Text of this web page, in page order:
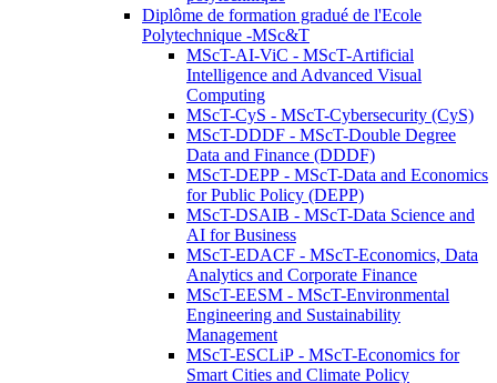
Diplôme de formation gradué de l'Ecole
Polytechnique -MSc&T
MScT-AI-ViC - MScT-Artificial
Intelligence and Advanced Visual
Computing
MScT-CyS - MScT-Cybersecurity (CyS)
MScT-DDDF - MScT-Double Degree
Data and Finance (DDDF)
MScT-DEPP - MScT-Data and Economics
for Public Policy (DEPP)
MScT-DSAIB - MScT-Data Science and
AI for Business
MScT-EDACF - MScT-Economics, Data
Analytics and Corporate Finance
MScT-EESM - MScT-Environmental
Engineering and Sustainability
Management
MScT-ESCLiP - MScT-Economics for
Smart Cities and Climate Policy